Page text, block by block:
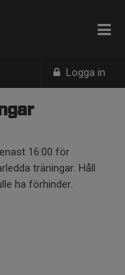
Logga in
16:00 för
träningar. Håll
ha förhinder.